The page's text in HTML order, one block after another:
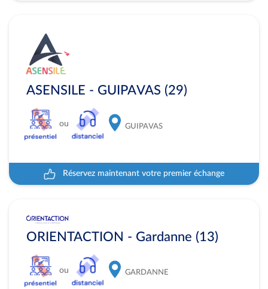
ASENSILE - GUIPAVAS (29)
ou GUIPAVAS
Réservez maintenant votre premier échange
ORIENTACTION - Gardanne (13)
ou GARDANNE